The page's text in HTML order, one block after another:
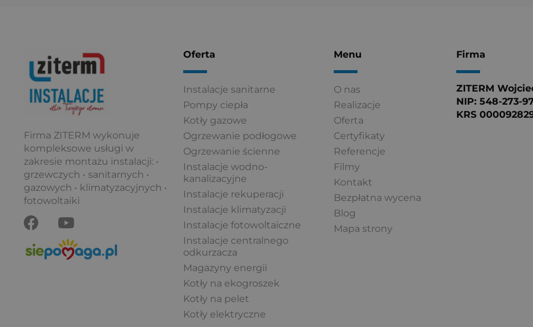
Firma ZITERM wykonuje
kompleksowe usługi w
zakresie montażu instalacji: •
grzewczych • sanitarnych •
gazowych • klimatyzacyjnych •
fotowoltaiki
F
a
c
e
Y
o
u
t
Oferta
Instalacje sanitarne
Pompy ciepła
Kotły gazowe
Ogrzewanie podłogowe
Ogrzewanie ścienne
Instalacje wodno-
kanalizacyjne
Instalacje rekuperacji
Instalacje klimatyzacji
Instalacje fotowoltaiczne
Instalacje centralnego
odkurzacza
Magazyny energii
Kotły na ekogroszek
Kotły na pelet
Kotły elektryczne
Menu
O nas
Realizacje
Oferta
Certyfikaty
Referencje
Filmy
Kontakt
Bezpłatna wycena
Blog
Mapa strony
Firma
ZITERM
NIP: 548-273-
KRS